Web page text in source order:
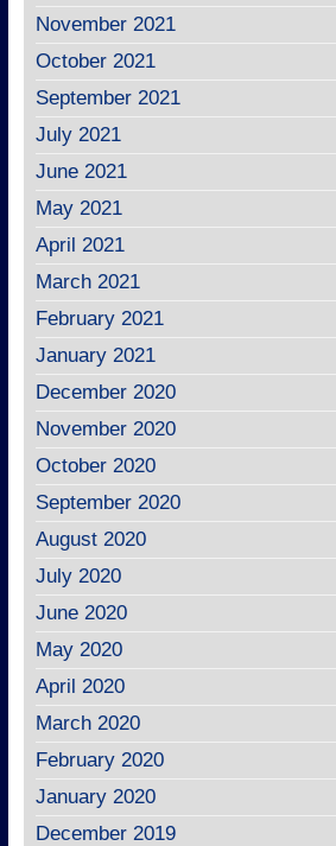
November 2021
October 2021
September 2021
July 2021
June 2021
May 2021
April 2021
March 2021
February 2021
January 2021
December 2020
November 2020
October 2020
September 2020
August 2020
July 2020
June 2020
May 2020
April 2020
March 2020
February 2020
January 2020
December 2019